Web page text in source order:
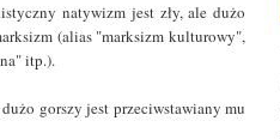
natywizm jest zły, ale dużo
(alias "marksizm kulturowy",
itp.).
gorszy jest przeciwstawiany mu